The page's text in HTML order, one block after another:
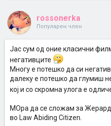
rossonerka
Популарен член
Јас сум од оние класични
негативците
Многу е потешко да си
далеку е потешко да глумиш
кој и со скромна улога е
МОра да се сложам за
во Law Abiding Citizen.